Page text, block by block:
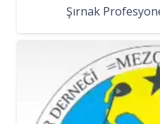
Şırnak